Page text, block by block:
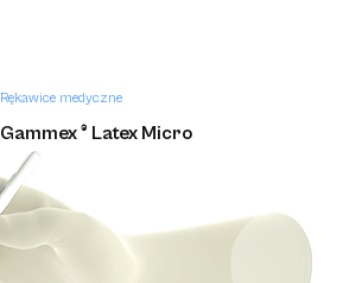
Rękawice medyczne
Gammex ® Latex Micro